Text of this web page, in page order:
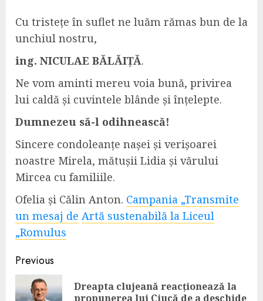
Cu tristețe în suflet ne luăm rămas bun de la
unchiul nostru,
ing. NICULAE BĂLĂIȚĂ.
Ne vom aminti mereu voia bună, privirea
lui caldă și cuvintele blânde și înțelepte.
Dumnezeu să-l odihnească!
Sincere condoleanțe nașei și verișoarei
noastre Mirela, mătușii Lidia și vărului
Mircea cu familiile.
Ofelia și Călin Anton. Campania „Transmite
un mesaj de Artă sustenabilă la Liceul
„Romulus
Continue
Reading
Previous
Dreapta clujeană reacționează la
propunerea lui Ciucă de a deschide